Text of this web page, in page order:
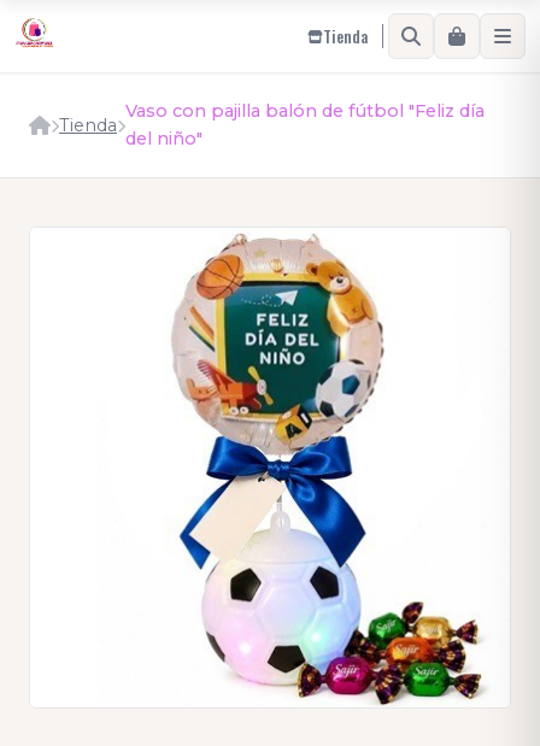
Tienda
Tienda
Vaso con pajilla balón de fútbol "Feliz día
del niño"